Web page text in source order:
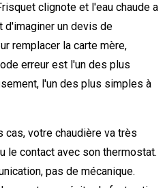
clignote et l'eau chaude a
d'imaginer un devis de
remplacer la carte mère,
erreur est l'un des plus
l'un des plus simples à
cas, votre chaudière va très
le contact avec son thermostat.
pas de mécanique.